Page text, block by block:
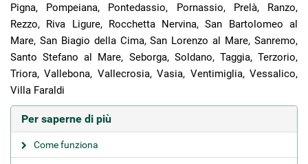
Pigna, Pompeiana, Pontedassio, Pornassio, Prelà, Ranzo,
Rezzo, Riva Ligure, Rocchetta Nervina, San Bartolomeo al
Mare, San Biagio della Cima, San Lorenzo al Mare, Sanremo,
Santo Stefano al Mare, Seborga, Soldano, Taggia, Terzorio,
Triora, Vallebona, Vallecrosia, Vasia, Ventimiglia, Vessalico,
Villa Faraldi
Per saperne di più
Come funziona